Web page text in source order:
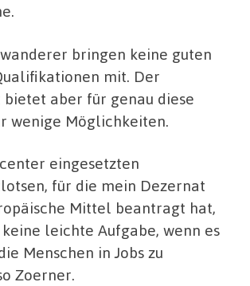
bringen keine guten
mit. Der
aber für genau diese
wenige Möglichkeiten.
eingesetzten
für die mein Dezernat
Mittel beantragt hat,
leichte Aufgabe, wenn es
Menschen in Jobs zu
Zoerner.